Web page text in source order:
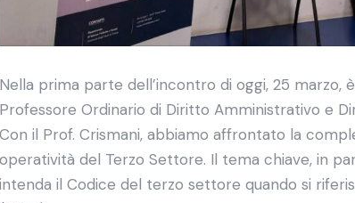
Nella prima parte dell’incontro di oggi, 25 marzo,
Professore Ordinario di Diritto Amministrativo e
Con il Prof. Crismani, abbiamo affrontato la
operatività del Terzo Settore. Il tema chiave, in
intenda il Codice del terzo settore quando si